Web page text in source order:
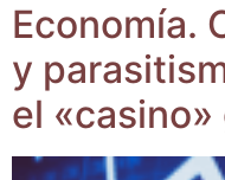
Eco­no­mía.
y
el «casino»